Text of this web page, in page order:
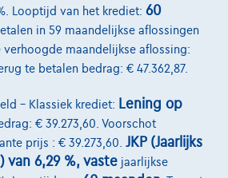
Looptijd van het krediet: 60
in 59 maandelijkse aflossingen
verhoogde maandelijkse aflossing:
te betalen bedrag: € 47.362,87.
– Klassiek krediet: Lening op
€ 39.273,60. Voorschot
prijs : € 39.273,60. JKP (Jaarlijks
van 6,29 %, vaste jaarlijkse
NV Copyright